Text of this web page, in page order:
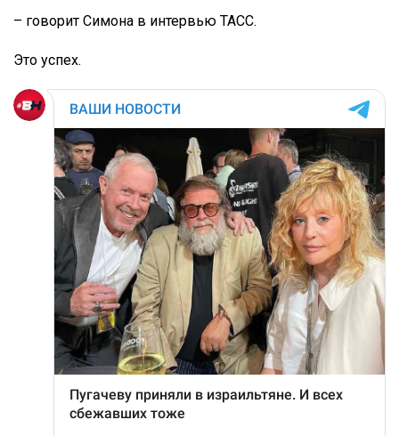
– говорит Симона в интервью ТАСС.
Это успех.